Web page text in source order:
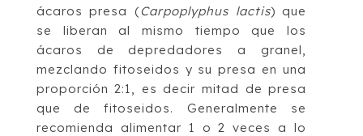
ácaros presa ( Carpoplyphus lactis) que
se liberan al mismo tiempo que los
ácaros de depredadores a granel,
mezclando fitoseidos y su presa en una
proporción 2:1, es decir mitad de presa
que de fitoseidos. Generalmente se
recomienda alimentar 1 o 2 veces a lo